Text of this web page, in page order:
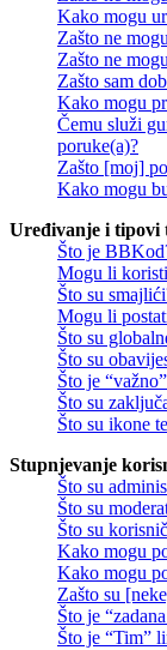
Kako mogu
Zašto ne
Zašto ne
Zašto sam
Kako mogu
Čemu služi
poruke(a)?
Zašto [moj]
Kako mogu
Uređivanje i tipovi
Što je
Mogu li
Što su
Mogu li
Što su
Što su
Što je
Što su
Što su ikone
Stupnjevanje
Što su
Što su
Što su
Kako mogu
Kako mogu
Zašto su
Što je
Što je “Tim”